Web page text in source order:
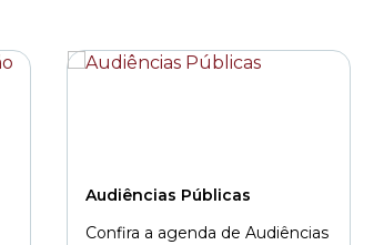
Audiências Públicas
Confira a agenda de Audiências